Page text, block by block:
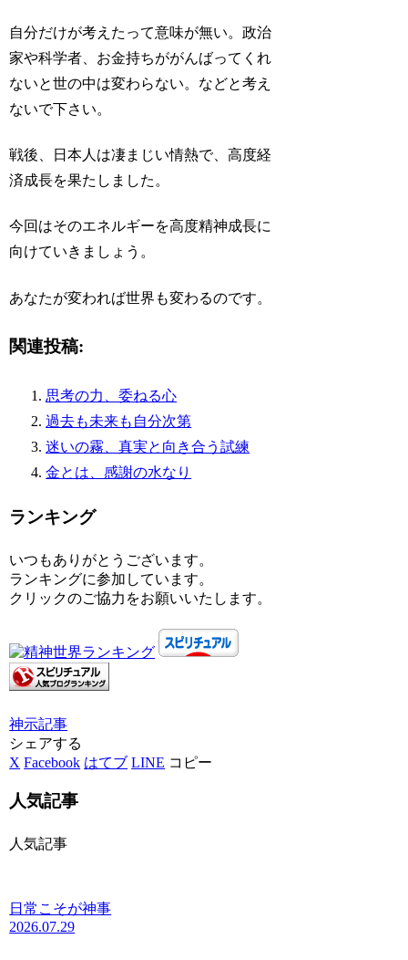
自分だけが考えたって意味が無い。政治
家や科学者、お金持ちががんばってくれ
ないと世の中は変わらない。などと考え
ないで下さい。
戦後、日本人は凄まじい情熱で、高度経
済成長を果たしました。
今回はそのエネルギーを高度精神成長に
向けていきましょう。
あなたが変われば世界も変わるのです。
関連投稿:
思考の力、委ねる心
過去も未来も自分次第
迷いの霧、真実と向き合う試練
金とは、感謝の水なり
ランキング
いつもありがとうございます。
ランキングに参加しています。
クリックのご協力をお願いいたします。
神示記事
シェアする
X Facebook はてブ LINE コピー
人気記事
人気記事
日常こそが神事
2026.07.29